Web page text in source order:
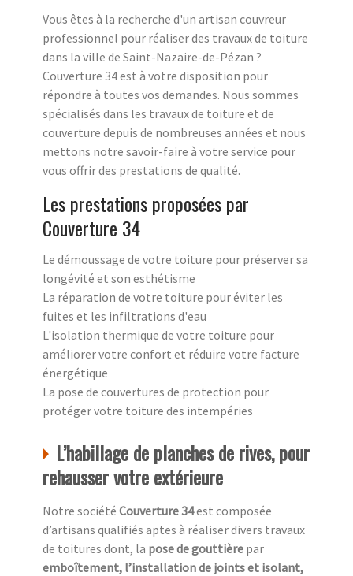
Vous êtes à la recherche d'un artisan couvreur
professionnel pour réaliser des travaux de toiture
dans la ville de Saint-Nazaire-de-Pézan ?
Couverture 34 est à votre disposition pour
répondre à toutes vos demandes. Nous sommes
spécialisés dans les travaux de toiture et de
couverture depuis de nombreuses années et nous
mettons notre savoir-faire à votre service pour
vous offrir des prestations de qualité.
Les prestations proposées par
Couverture 34
Le démoussage de votre toiture pour préserver sa
longévité et son esthétisme
La réparation de votre toiture pour éviter les
fuites et les infiltrations d'eau
L'isolation thermique de votre toiture pour
améliorer votre confort et réduire votre facture
énergétique
La pose de couvertures de protection pour
protéger votre toiture des intempéries
L’habillage de planches de rives, pour
rehausser votre extérieure
Notre société Couverture 34est composée
d’artisans qualifiés aptes à réaliser divers travaux
de toitures dont, la pose de gouttière par
emboîtement, l’installation de joints et isolant,